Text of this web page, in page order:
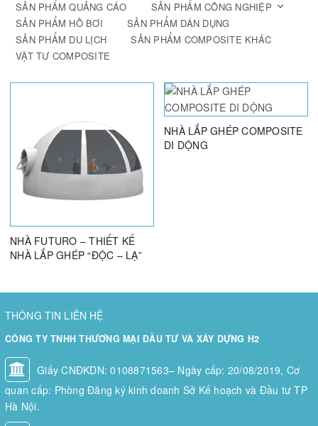
SẢN PHẨM QUẢNG CÁO
SẢN PHẨM CÔNG NGHIỆP
SẢN PHẨM HỒ BƠI
SẢN PHẨM DÂN DỤNG
SẢN PHẨM DU LỊCH
SẢN PHẨM COMPOSITE KHÁC
VẬT TƯ COMPOSITE
NHÀ FUTURO – THIẾT KẾ
NHÀ LẮP GHÉP “ĐỘC – LẠ”
NHÀ LẮP GHÉP COMPOSITE
DI DỘNG
THÔNG TIN LIÊN HỆ
CÔNG TY TNHH THƯƠNG MẠI ĐẦU TƯ VÀ XÂY DỰNG H2
Giấy CNĐKDN: 0108871563– Ngày cấp: 20/08/2019, Cơ
quan cấp: Phòng Đăng ký kinh doanh Sở Kế hoạch và Đầu tư TP
Hà Nội.